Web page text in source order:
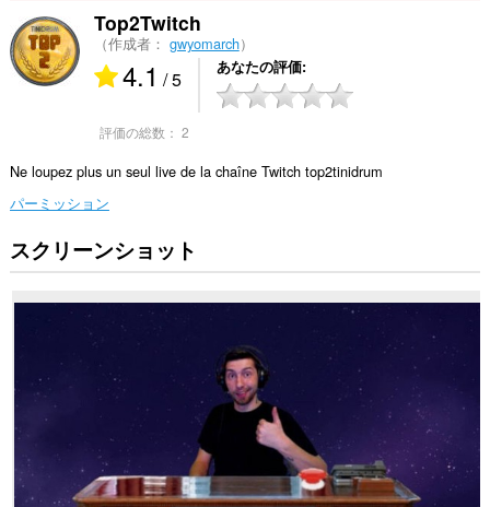
Top2Twitch
（作成者： gwyomarch）
4.1 / 5 あなたの評価
評価の総数： 2
Ne loupez plus un seul live de la chaîne Twitch top2tinidrum
パーミッション
This
extension
create
them
to
you
in
system
tray.
スクリーンショット